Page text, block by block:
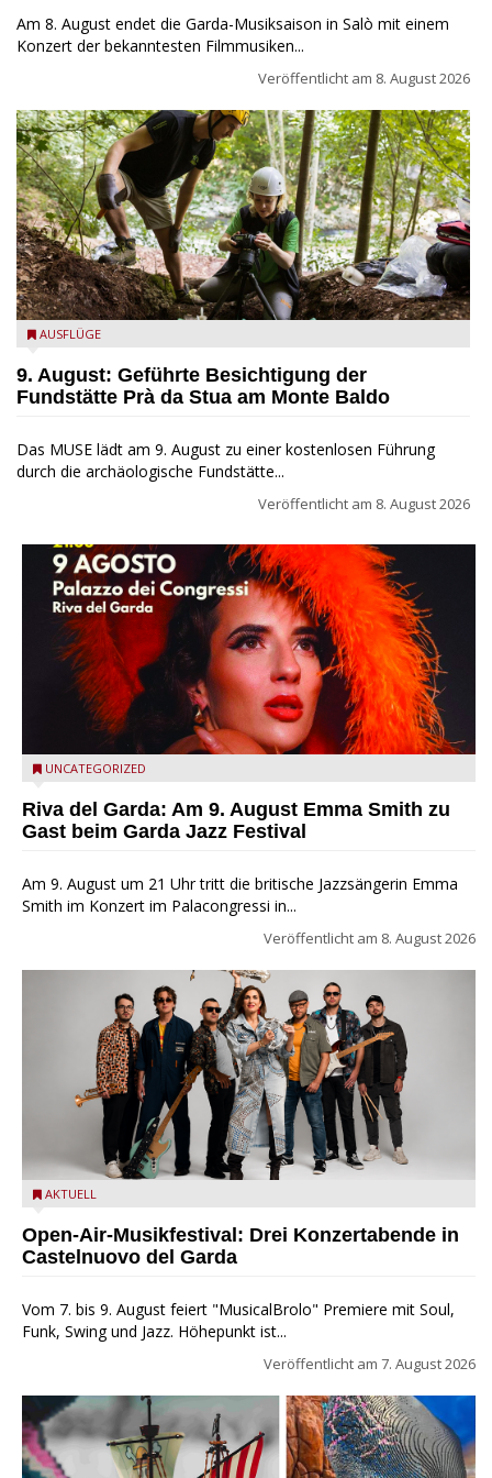
Am 8. August endet die Garda-Musiksaison in Salò mit einem
Konzert der bekanntesten Filmmusiken...
Veröffentlicht am 8. August 2026
die archäologische Fundstätte Riparo Prà da Stua am Monte
AUSFLÜGE
9. August: Geführte Besichtigung der
Fundstätte Prà da Stua am Monte Baldo
Das MUSE lädt am 9. August zu einer kostenlosen Führung
durch die archäologische Fundstätte...
Veröffentlicht am 8. August 2026
Riva del Garda - Emma Smith zu Gast beim Garda Jazz
UNCATEGORIZED
Riva del Garda: Am 9. August Emma Smith zu
Gast beim Garda Jazz Festival
Am 9. August um 21 Uhr tritt die britische Jazzsängerin Emma
Smith im Konzert im Palacongressi in...
Veröffentlicht am 8. August 2026
Castelnuovo del Garda: Die "Dirotta su Cuba" zu Gast beim
AKTUELL
Open-Air-Musikfestival: Drei Konzertabende in
Castelnuovo del Garda
Vom 7. bis 9. August feiert "MusicalBrolo" Premiere mit Soul,
Funk, Swing und Jazz. Höhepunkt ist...
Veröffentlicht am 7. August 2026